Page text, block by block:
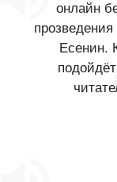
онлайн
Есенин.